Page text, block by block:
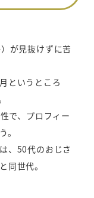
が見抜けずに苦
というところ
で、プロフィー
。
、50代のおじさ
同世代。